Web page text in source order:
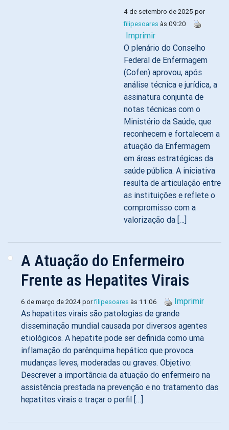
4 de setembro de 2025 por
filipesoares às 09:20
Imprimir
O plenário do Conselho
Federal de Enfermagem
(Cofen) aprovou, após
análise técnica e jurídica, a
assinatura conjunta de
notas técnicas com o
Ministério da Saúde, que
reconhecem e fortalecem a
atuação da Enfermagem
em áreas estratégicas da
saúde pública. A iniciativa
resulta de articulação entre
as instituições e reflete o
compromisso com a
valorização da […]
A Atuação do Enfermeiro
Frente as Hepatites Virais
6 de março de 2024 porfilipesoares às 11:06
Imprimir
As hepatites virais são patologias de grande
disseminação mundial causada por diversos agentes
etiológicos. A hepatite pode ser definida como uma
inflamação do parênquima hepático que provoca
mudanças leves, moderadas ou graves. Objetivo:
Descrever a importância da atuação do enfermeiro na
assistência prestada na prevenção e no tratamento das
hepatites virais e traçar o perfil […]